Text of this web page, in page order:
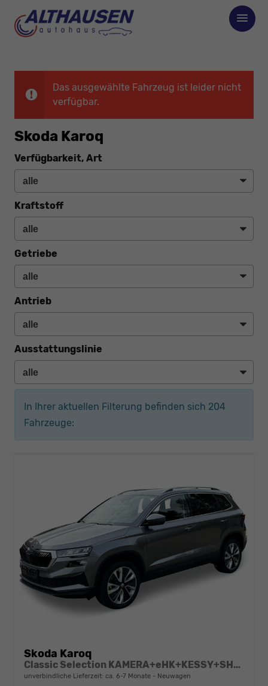
Das ausgewählte Fahrzeug ist leider nicht
verfügbar.
Skoda Karoq
Verfügbarkeit, Art
Kraftstoff
Getriebe
Antrieb
Ausstattungslinie
In Ihrer aktuellen Filterung befinden sich 204
Fahrzeuge:
Skoda Karoq
Classic Selection KAMERA+eHK+KESSY+SHZ+SMARTLINK+LED+16" ALU
unverbindliche Lieferzeit: ca. 6-7 Monate Neuwagen